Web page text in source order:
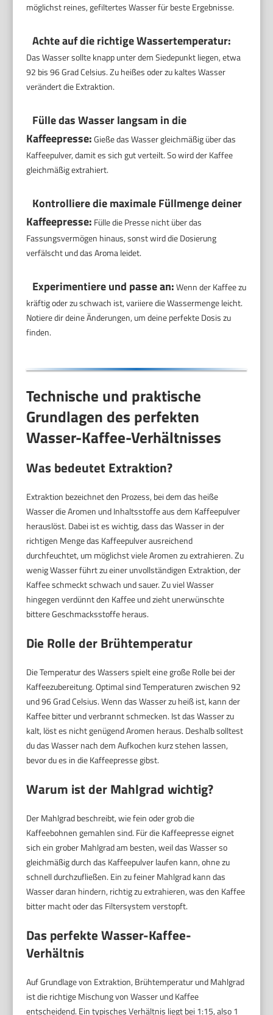
möglichst reines, gefiltertes Wasser für beste Ergebnisse.
Achte auf die richtige Wassertemperatur:
Das Wasser sollte knapp unter dem Siedepunkt liegen, etwa
92 bis 96 Grad Celsius. Zu heißes oder zu kaltes Wasser
verändert die Extraktion.
Fülle das Wasser langsam in die
Kaffeepresse:Gieße das Wasser gleichmäßig über das
Kaffeepulver, damit es sich gut verteilt. So wird der Kaffee
gleichmäßig extrahiert.
Kontrolliere die maximale Füllmenge deiner
Kaffeepresse: Fülle die Presse nicht über das
Fassungsvermögen hinaus, sonst wird die Dosierung
verfälscht und das Aroma leidet.
Experimentiere und passe an:Wenn der Kaffee zu
kräftig oder zu schwach ist, variiere die Wassermenge leicht.
Notiere dir deine Änderungen, um deine perfekte Dosis zu
finden.
Technische und praktische
Grundlagen des perfekten
Wasser-Kaffee-Verhältnisses
Was bedeutet Extraktion?
Extraktion bezeichnet den Prozess, bei dem das heiße
Wasser die Aromen und Inhaltsstoffe aus dem Kaffeepulver
herauslöst. Dabei ist es wichtig, dass das Wasser in der
richtigen Menge das Kaffeepulver ausreichend
durchfeuchtet, um möglichst viele Aromen zu extrahieren. Zu
wenig Wasser führt zu einer unvollständigen Extraktion, der
Kaffee schmeckt schwach und sauer. Zu viel Wasser
hingegen verdünnt den Kaffee und zieht unerwünschte
bittere Geschmacksstoffe heraus.
Die Rolle der Brühtemperatur
Die Temperatur des Wassers spielt eine große Rolle bei der
Kaffeezubereitung. Optimal sind Temperaturen zwischen 92
und 96 Grad Celsius. Wenn das Wasser zu heiß ist, kann der
Kaffee bitter und verbrannt schmecken. Ist das Wasser zu
kalt, löst es nicht genügend Aromen heraus. Deshalb solltest
du das Wasser nach dem Aufkochen kurz stehen lassen,
bevor du es in die Kaffeepresse gibst.
Warum ist der Mahlgrad wichtig?
Der Mahlgrad beschreibt, wie fein oder grob die
Kaffeebohnen gemahlen sind. Für die Kaffeepresse eignet
sich ein grober Mahlgrad am besten, weil das Wasser so
gleichmäßig durch das Kaffeepulver laufen kann, ohne zu
schnell durchzufließen. Ein zu feiner Mahlgrad kann das
Wasser daran hindern, richtig zu extrahieren, was den Kaffee
bitter macht oder das Filtersystem verstopft.
Das perfekte Wasser-Kaffee-
Verhältnis
Auf Grundlage von Extraktion, Brühtemperatur und Mahlgrad
ist die richtige Mischung von Wasser und Kaffee
entscheidend. Ein typisches Verhältnis liegt bei 1:15, also 1